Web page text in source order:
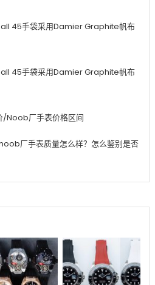
45手袋采用Damier Graphite帆布
45手袋采用Damier Graphite帆布
/Noob厂手表价格区间
厂手表质量怎么样？怎么鉴别是否